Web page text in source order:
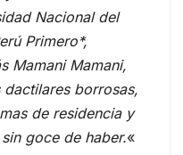
Nacional del
Primero*,
Mamani Mamani,
borrosas,
de residencia y
goce de haber.«